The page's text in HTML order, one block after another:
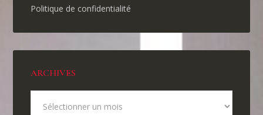
Politique de confidentialité
ARCHIVES